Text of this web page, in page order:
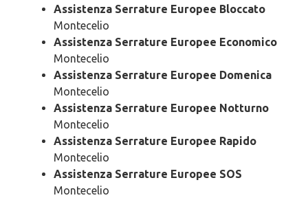
Assistenza Serrature Europee Bloccato
Montecelio
Assistenza Serrature Europee Economico
Montecelio
Assistenza Serrature Europee Domenica
Montecelio
Assistenza Serrature Europee Notturno
Montecelio
Assistenza Serrature Europee Rapido
Montecelio
Assistenza Serrature Europee SOS
Montecelio